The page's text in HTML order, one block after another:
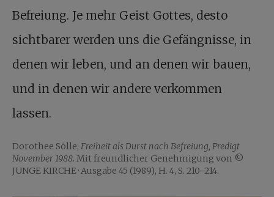
Befreiung. Je mehr Geist Gottes, desto
sichtbarer werden uns die Gefängnisse, in
denen wir leben, und an denen wir bauen,
und in denen wir andere verkommen
lassen.
Dorothee Sölle, Freiheit als Durst nach Befreiung, Predigt
November 1988. Mit freundlicher Genehmigung von ©
JUNGE KIRCHE · Ausgabe 45 (1989), H. 4, S. 210–214.